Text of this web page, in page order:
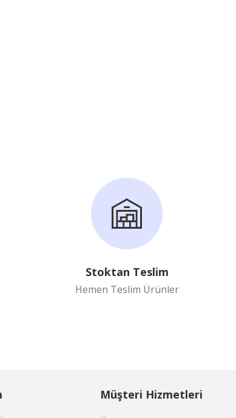
Stoktan Teslim
Hemen Teslim Ürünler
Müşteri Hizmetleri